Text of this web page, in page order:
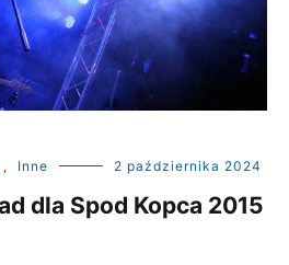
, Inne 2 października 2024
dla Spod Kopca 2015